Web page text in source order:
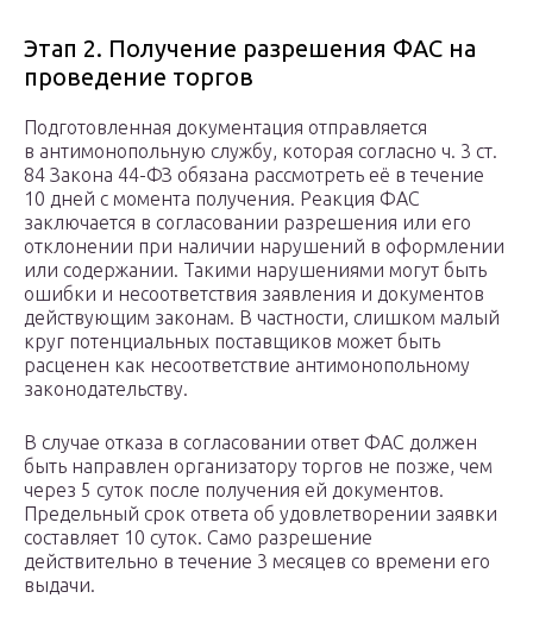
Этап 2. Получение разрешения ФАС на
проведение торгов
Подготовленная документация отправляется
в антимонопольную службу, которая согласно ч. 3 ст.
84 Закона 44-ФЗ обязана рассмотреть её в течение
10 дней с момента получения. Реакция ФАС
заключается в согласовании разрешения или его
отклонении при наличии нарушений в оформлении
или содержании. Такими нарушениями могут быть
ошибки и несоответствия заявления и документов
действующим законам. В частности, слишком малый
круг потенциальных поставщиков может быть
расценен как несоответствие антимонопольному
законодательству.
В случае отказа в согласовании ответ ФАС должен
быть направлен организатору торгов не позже, чем
через 5 суток после получения ей документов.
Предельный срок ответа об удовлетворении заявки
составляет 10 суток. Само разрешение
действительно в течение 3 месяцев со времени его
выдачи.